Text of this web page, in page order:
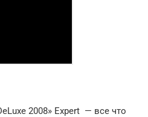
2008» Expert — все что